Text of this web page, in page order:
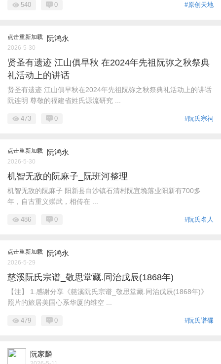
#原创天地
540 0
点击重新加载 阮鸿永
2026-5-30
贤圣有遗迹 江山俱早秋 在2024年先祖阮弥之秋祭典
礼活动上的讲话
贤圣有遗迹 江山俱早秋在2024年先祖阮弥之秋祭典礼活动上的讲话
阮连明 尊敬的福建省姓氏源流研究 ...
#阮氏宗祠
473 0
点击重新加载 阮鸿永
2026-5-30
机智无敌的阮麻子_阮班河整理
机智无敌的阮麻子 阳新县白沙镇石清村阮宜堍落业阳新有700多
年，自古重义崇武，相传在 ...
#阮氏名人
486 0
点击重新加载 阮鸿永
2026-5-29
慈溪阮氏宗谱_敬思堂藏.同治戊辰(1868年)
【注】 1.感谢分享《慈溪阮氏宗谱_敬思堂藏.同治戊辰(1868年)》
照片的旅居美国心系华厦的维空 ...
#阮氏谱碟
479 0
阮家麟